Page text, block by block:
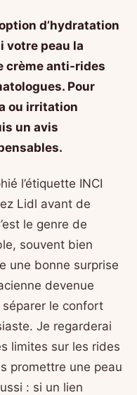
d’hydratation
votre peau la
crème anti-rides
Pour
ou irritation
un avis
l’étiquette INCI
Lidl avant de
le genre de
souvent bien
une bonne surprise
devenue
le confort
Je regarderai
limites sur les rides
promettre une peau
: si un lien